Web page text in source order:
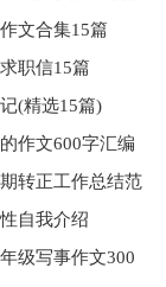
文合集15篇
职信15篇
(精选15篇)
作文600字汇编
转正工作总结范
自我介绍
级写事作文300